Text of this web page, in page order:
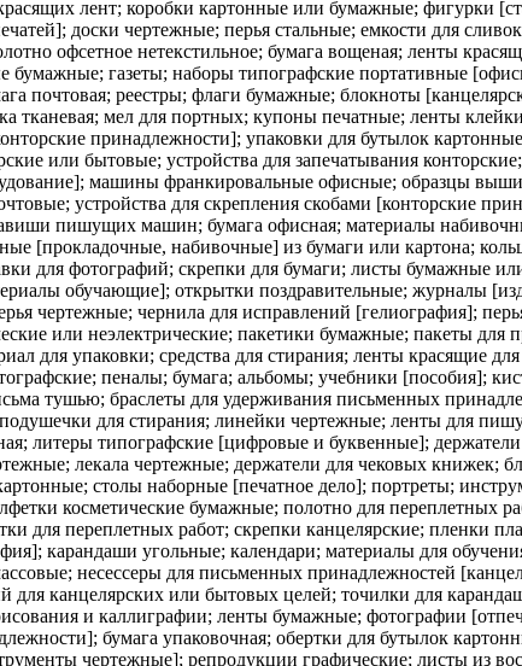
лент; коробки картонные или бумажные; фигурки
доски чертежные; перья стальные; емкости для
офсетное нетекстильное; бумага вощеная; ленты
бумажные; газеты; наборы типографские портативные
почтовая; реестры; флаги бумажные; блокноты
тканевая; мел для портных; купоны печатные; ленты
принадлежности]; упаковки для бутылок
или бытовые; устройства для запечатывания
машины франкировальные офисные; образцы
устройства для скрепления скобами [конторские
пишущих машин; бумага офисная; материалы
[прокладочные, набивочные] из бумаги или картона;
для фотографий; скрепки для бумаги; листы бумажные
обучающие]; открытки поздравительные; журналы
чертежные; чернила для исправлений [гелиография];
или неэлектрические; пакетики бумажные; пакеты
для упаковки; средства для стирания; ленты красящие
пеналы; бумага; альбомы; учебники [пособия];
тушью; браслеты для удерживания письменных
для стирания; линейки чертежные; ленты для
литеры типографские [цифровые и буквенные];
лекала чертежные; держатели для чековых книжек;
столы наборные [печатное дело]; портреты;
косметические бумажные; полотно для переплетных
для переплетных работ; скрепки канцелярские; пленки
карандаши угольные; календари; материалы для
несессеры для письменных принадлежностей
канцелярских или бытовых целей; точилки для
и каллиграфии; ленты бумажные; фотографии
бумага упаковочная; обертки для бутылок
чертежные]; репродукции графические; листы из